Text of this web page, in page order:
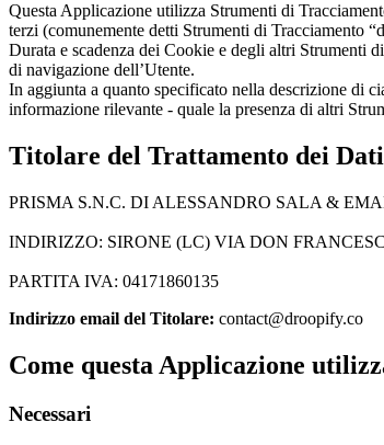
Questa Applicazione utilizza Strumenti di
terzi (comunemente detti Strumenti di Tracciamento
Durata e scadenza dei Cookie e degli altri Strumenti
di navigazione dell’Utente.
In aggiunta a quanto specificato nella descrizione di
informazione rilevante - quale la presenza di altri
Titolare del Trattamento dei Dati
PRISMA S.N.C. DI ALESSANDRO SALA &
INDIRIZZO: SIRONE (LC) VIA DON
PARTITA IVA: 04171860135
Indirizzo email del Titolare: contact@droopify.co
Come questa Applicazione
Necessari